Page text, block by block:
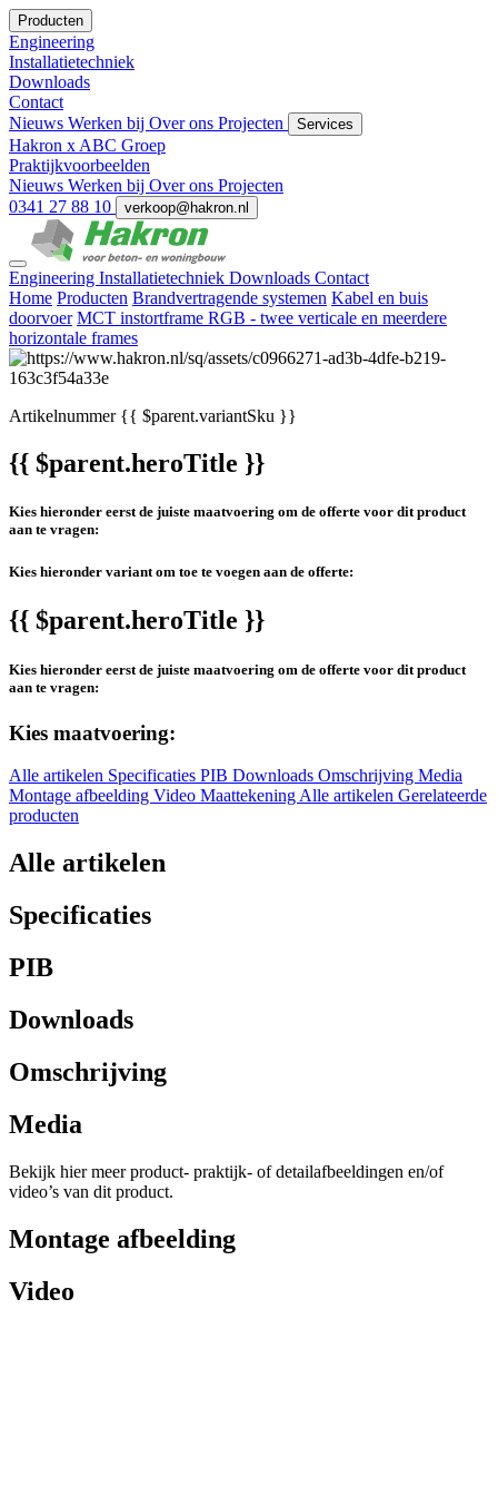
Producten
Engineering
Installatietechniek
Downloads
Contact
Nieuws Werken bij Over ons Projecten Services
Hakron x ABC Groep
Praktijkvoorbeelden
Nieuws Werken bij Over ons Projecten
0341 27 88 10
verkoop@hakron.nl
Engineering Installatietechniek Downloads Contact
Home Producten Brandvertragende systemen Kabel en buis
doorvoer MCT instortframe RGB - twee verticale en meerdere
horizontale frames
Artikelnummer{{ $parent.variantSku }}
{{ $parent.heroTitle }}
Kies hieronder eerst de juiste maatvoering om de offerte voor dit product
aan te vragen:
Kies hieronder variant om toe te voegen aan de offerte:
{{ $parent.heroTitle }}
Kies hieronder eerst de juiste maatvoering om de offerte voor dit product
aan te vragen:
Kies maatvoering:
Alle artikelen Specificaties PIB Downloads Omschrijving Media
Montage afbeelding Video MaattekeningAlle artikelen Gerelateerde
producten
Alle artikelen
Specificaties
PIB
Downloads
Omschrijving
Media
Bekijk hier meer product- praktijk- of detailafbeeldingen en/of
video’s van dit product.
Montage afbeelding
Video